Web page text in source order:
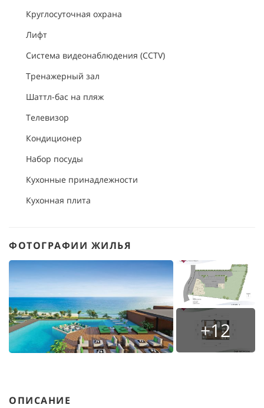
Круглосуточная охрана
Лифт
Система видеонаблюдения (CCTV)
Тренажерный зал
Шаттл-бас на пляж
Телевизор
Кондиционер
Набор посуды
Кухонные принадлежности
Кухонная плита
ФОТОГРАФИИ ЖИЛЬЯ
+12
ОПИСАНИЕ